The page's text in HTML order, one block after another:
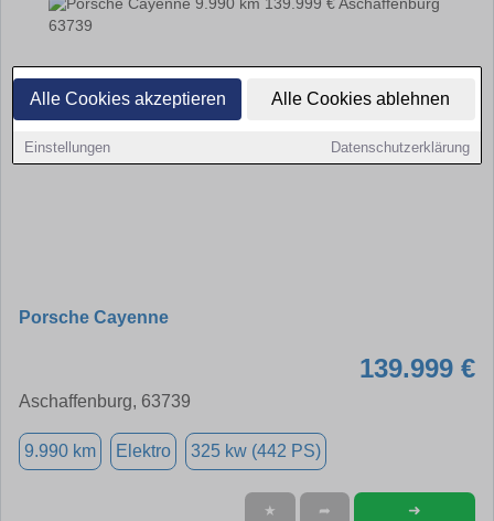
Alle Cookies akzeptieren Alle Cookies ablehnen
Einstellungen Datenschutzerklärung
Porsche Cayenne
139.999 €
Aschaffenburg, 63739
9.990 km Elektro 325 kw (442 PS)
★ ➦ ➜